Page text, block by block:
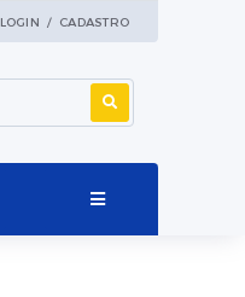
LOGIN / CADASTRO